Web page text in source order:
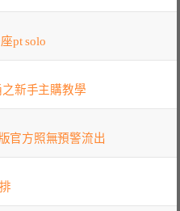
pt solo
新手主購教學
官方照無預警流出